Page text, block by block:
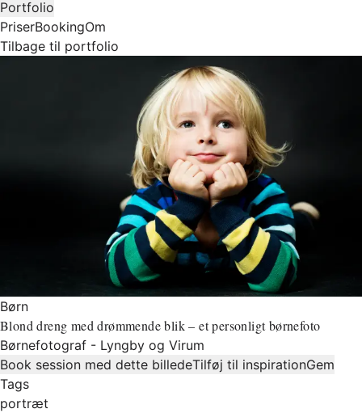
Portfolio
PriserBookingOm
Tilbage til portfolio
Børn
Blond dreng med drømmende blik – et personligt børnefoto
Børnefotograf - Lyngby og Virum
Book session med dette billedeTilføj til inspirationGem
Tags
portræt